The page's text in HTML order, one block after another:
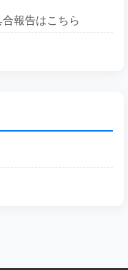
報告はこちら